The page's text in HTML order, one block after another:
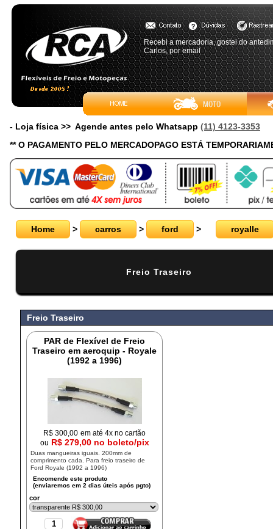
Recebi a mercadoria, gostei do
Carlos, por email
- Loja física >> Agende antes pelo Whatsapp (11) 4123-3353
** O PAGAMENTO PELO MERCADOPAGO ESTÁ
Home > carros > ford > royalle
Freio Traseiro
Freio Traseiro
PAR de Flexível de Freio
Traseiro em aeroquip - Royale
(1992 a 1996)
R$300,00 em até 4x no cartão
ou R$ 279,00 no boleto/pix
Duas mangueiras iguais. 200mm de
comprimento cada. Para freio traseiro de
Ford Royale (1992 a 1996)
cor